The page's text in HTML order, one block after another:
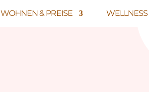
WOHNEN & PREISE WELLNESS